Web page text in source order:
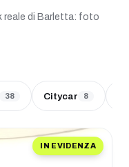
reale di Barletta: foto
38 Citycar 8
IN EVIDENZA